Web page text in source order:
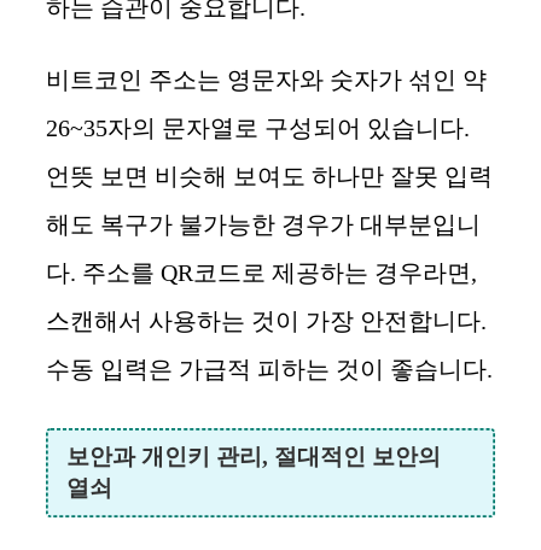
하는 습관이 중요합니다.
비트코인 주소는 영문자와 숫자가 섞인 약
26~35자의 문자열로 구성되어 있습니다.
언뜻 보면 비슷해 보여도 하나만 잘못 입력
해도 복구가 불가능한 경우가 대부분입니
다. 주소를 QR코드로 제공하는 경우라면,
스캔해서 사용하는 것이 가장 안전합니다.
수동 입력은 가급적 피하는 것이 좋습니다.
보안과 개인키 관리, 절대적인 보안의
열쇠